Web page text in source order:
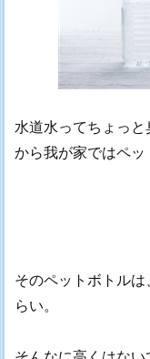
水道水ってちょっ
から我が家ではペッ
そのペットボトルは
らい。